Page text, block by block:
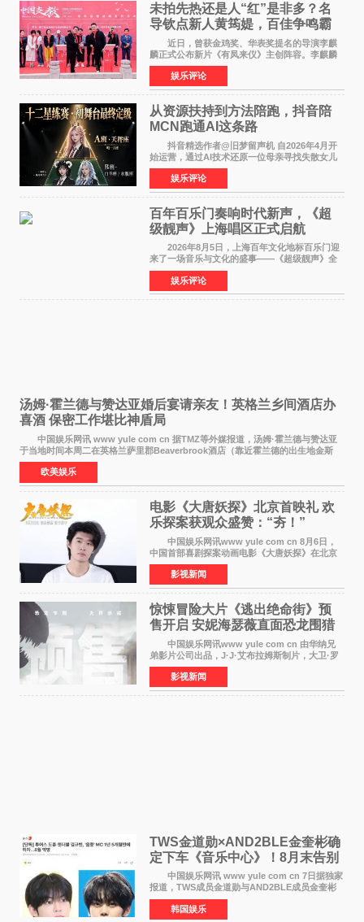
未拍先热还是人“红”是非多？名
导钦点新人黄筠媞，百佳争鸣霸
气回应
近日，曾获金鸡奖、华表奖提名的导演李麒
麟正式公布新片《有凤来仪》主创阵容。李麒麟
早年凭电影《华容道》获得金鸡奖、华表奖提
名，此后长期参与国内外电影制作，其担任制片
人参与的作品亦曾
娱乐评论
从资源扶持到方法陪跑，抖音陪
MCN跑通AI这条路
抖音精选作者@旧梦留声机 自2026年4月开
始运营，通过AI技术还原一位母亲寻找失散女儿
的故事，凭借强情感表达获得大量用户关注，发
布仅21小时便获得超1亿曝光、超1000万互动。
此后，账号持续沿
娱乐评论
百年百乐门奏响时代新声，《超
级靓声》上海唱区正式启航
2026年8月5日，上海百年文化地标百乐门迎
来了一场音乐与文化的盛事——《超级靓声》全
国励志音乐公益节目上海唱区新闻发布会暨启动
仪式在此隆重举行。各界领导、嘉宾与媒体朋友
齐聚一堂，共同
娱乐评论
汤姆·霍兰德与赞达亚婚后宴请亲友！英格兰乡间酒店办
喜酒 保密工作堪比神盾局
中国娱乐网讯 www yule com cn 据TMZ等外媒报道，汤姆·霍兰德与赞达亚
于当地时间本周二在英格兰萨里郡Beaverbrook酒店（靠近霍兰德的出生地金斯
顿）举办婚宴，邀请家人与朋友们喝喜酒，庆祝
欧美娱乐
电影《大唐妖探》北京首映礼 欢
乐探案获观众盛赞：“夯！”
中国娱乐网讯www yule com cn 8月6日，
中国首部喜剧探案动画电影《大唐妖探》在北京
举办电影首映礼。导演程腾、联合导演黄珉、总
制片人曹紫建、制片人李莹莹，配音导演张喆，
对白指导程寅，领
影视新闻
惊悚冒险大片《逃出绝命街》预
售开启 安妮海瑟薇直面恐龙围猎
中国娱乐网讯www yule com cn 由华纳兄
弟影片公司出品，J·J·艾布拉姆斯制片，大卫·罗
伯特·米切尔执导，好莱坞巨星安妮·海瑟薇和伊万
·麦克格雷格领衔主演的2026暑期惊悚冒险大片
《逃出绝
影视新闻
TWS金道勋×AND2BLE金奎彬确
定下车《音乐中心》！8月末告别
MC席位
中国娱乐网讯 www yule com cn 7日据独家
报道，TWS成员金道勋与AND2BLE成员金奎彬
将于8月离开《音乐中心》MC的位置。 金道
勋与金奎彬于去年3月与H2H A-NA一起被选为
韩国娱乐